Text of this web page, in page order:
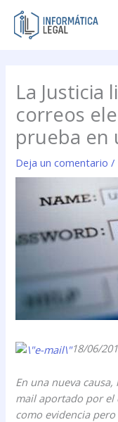
contenido
La Justicia
correos
prueba en
Deja un comentario /
18/06/
En una nueva
mail aportado por el
como evidencia